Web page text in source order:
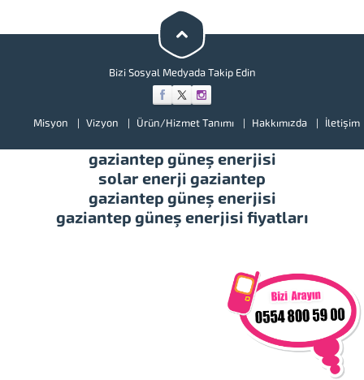
illerimizde hizmet vermekteyiz.
Tüm soru,...
Bizi Sosyal Medyada Takip Edin
Misyon Vizyon Ürün/Hizmet Tanımı Hakkımızda İletişim
gaziantep güneş enerjisi
solar enerji gaziantep
gaziantep güneş enerjisi
gaziantep güneş enerjisi fiyatları